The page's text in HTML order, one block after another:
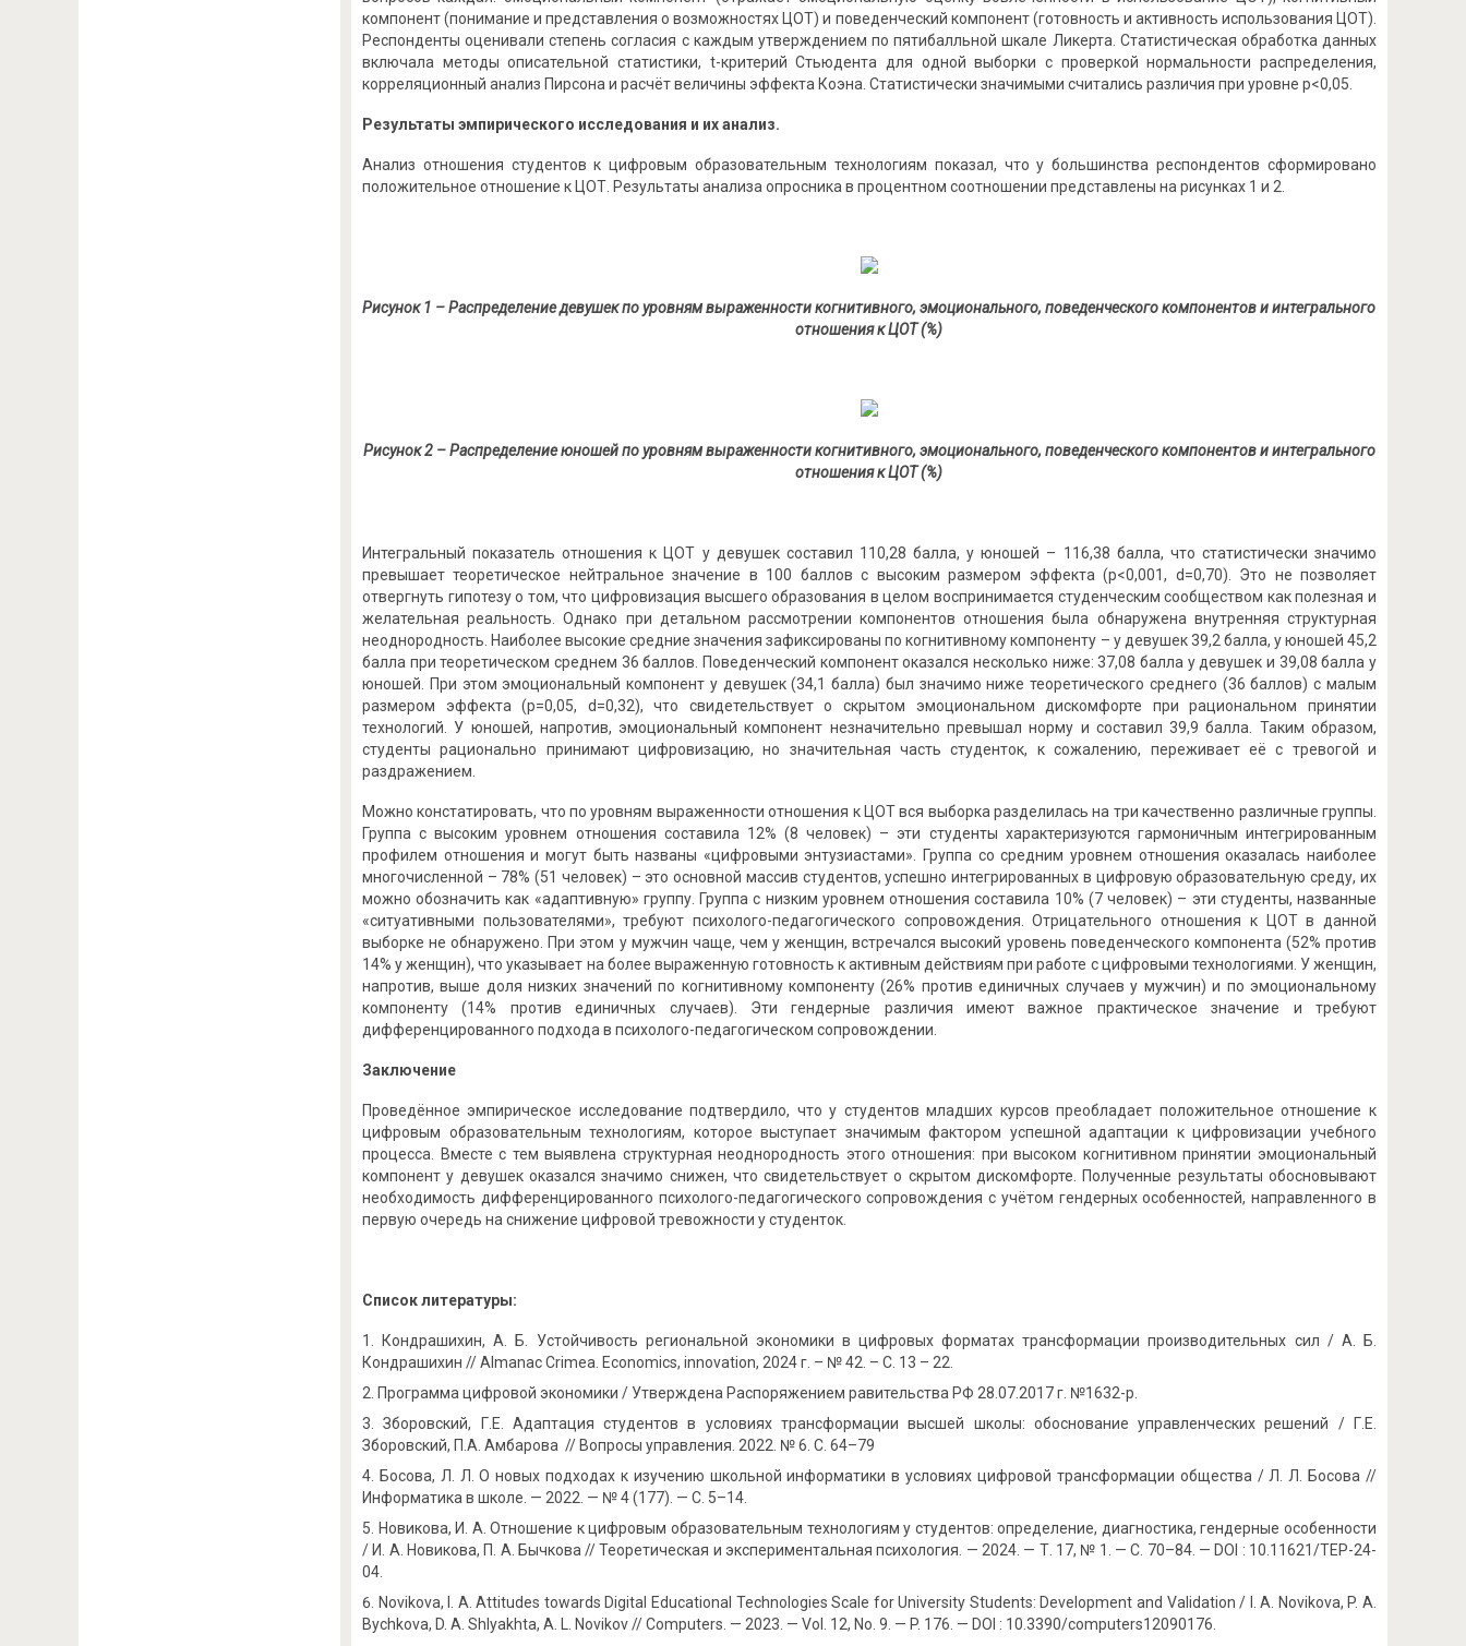
компонент (понимание и представления о возможностях ЦОТ) и поведенческий компонент (готовность и активность использования ЦОТ).
Респонденты оценивали степень согласия с каждым утверждением по пятибалльной шкале Ликерта. Статистическая обработка данных
включала методы описательной статистики, t-критерий Стьюдента для одной выборки с проверкой нормальности распределения,
корреляционный анализ Пирсона и расчёт величины эффекта Коэна. Статистически значимыми считались различия при уровне p<0,05.
Результаты эмпирического исследования и их анализ.
Анализ отношения студентов к цифровым образовательным технологиям показал, что у большинства респондентов сформировано
положительное отношение к ЦОТ. Результаты анализа опросника в процентном соотношении представлены на рисунках 1 и 2.
Рисунок 1 – Распределение девушек по уровням выраженности когнитивного, эмоционального, поведенческого компонентов и интегрального
отношения к ЦОТ(%)
Рисунок 2 – Распределение юношей по уровням выраженности когнитивного, эмоционального, поведенческого компонентов и интегрального
отношения к ЦОТ (%)
Интегральный показатель отношения к ЦОТ у девушек составил 110,28 балла, у юношей – 116,38 балла, что статистически значимо
превышает теоретическое нейтральное значение в 100 баллов с высоким размером эффекта (p<0,001, d=0,70). Это не позволяет
отвергнуть гипотезу о том, что цифровизация высшего образования в целом воспринимается студенческим сообществом как полезная и
желательная реальность. Однако при детальном рассмотрении компонентов отношения была обнаружена внутренняя структурная
неоднородность. Наиболее высокие средние значения зафиксированы по когнитивному компоненту – у девушек 39,2 балла, у юношей 45,2
балла при теоретическом среднем 36 баллов. Поведенческий компонент оказался несколько ниже: 37,08 балла у девушек и 39,08 балла у
юношей. При этом эмоциональный компонент у девушек (34,1 балла) был значимо ниже теоретического среднего (36 баллов) с малым
размером эффекта (p=0,05, d=0,32), что свидетельствует о скрытом эмоциональном дискомфорте при рациональном принятии
технологий. У юношей, напротив, эмоциональный компонент незначительно превышал норму и составил 39,9 балла. Таким образом,
студенты рационально принимают цифровизацию, но значительная часть студенток, к сожалению, переживает её с тревогой и
раздражением.
Можно констатировать, что по уровням выраженности отношения к ЦОТ вся выборка разделилась на три качественно различные группы.
Группа с высоким уровнем отношения составила 12% (8 человек) – эти студенты характеризуются гармоничным интегрированным
профилем отношения и могут быть названы «цифровыми энтузиастами». Группа со средним уровнем отношения оказалась наиболее
многочисленной – 78% (51 человек) – это основной массив студентов, успешно интегрированных в цифровую образовательную среду, их
можно обозначить как «адаптивную» группу. Группа с низким уровнем отношения составила 10% (7 человек) – эти студенты, названные
«ситуативными пользователями», требуют психолого-педагогического сопровождения. Отрицательного отношения к ЦОТ в данной
выборке не обнаружено. При этом у мужчин чаще, чем у женщин, встречался высокий уровень поведенческого компонента (52% против
14% у женщин), что указывает на более выраженную готовность к активным действиям при работе с цифровыми технологиями. У женщин,
напротив, выше доля низких значений по когнитивному компоненту (26% против единичных случаев у мужчин) и по эмоциональному
компоненту (14% против единичных случаев). Эти гендерные различия имеют важное практическое значение и требуют
дифференцированного подхода в психолого-педагогическом сопровождении.
Заключение
Проведённое эмпирическое исследование подтвердило, что у студентов младших курсов преобладает положительное отношение к
цифровым образовательным технологиям, которое выступает значимым фактором успешной адаптации к цифровизации учебного
процесса. Вместе с тем выявлена структурная неоднородность этого отношения: при высоком когнитивном принятии эмоциональный
компонент у девушек оказался значимо снижен, что свидетельствует о скрытом дискомфорте. Полученные результаты обосновывают
необходимость дифференцированного психолого-педагогического сопровождения с учётом гендерных особенностей, направленного в
первую очередь на снижение цифровой тревожности у студенток.
Список литературы:
Кондрашихин, А. Б. Устойчивость региональной экономики в цифровых форматах трансформации производительных сил / А. Б.
Кондрашихин // Almanac Crimea. Economics, innovation, 2024 г. – № 42. – С. 13 – 22.
Программа цифровой экономики / Утверждена Распоряжением равительства РФ 28.07.2017 г. №1632-р.
Зборовский, Г.Е. Адаптация студентов в условиях трансформации высшей школы: обоснование управленческих решений / Г.Е.
Зборовский, П.А. Амбарова // Вопросы управления. 2022. № 6. С. 64–79
Босова, Л. Л. О новых подходах к изучению школьной информатики в условиях цифровой трансформации общества / Л. Л. Босова //
Информатика в школе. — 2022. — № 4 (177). — С. 5–14.
Новикова, И. А. Отношение к цифровым образовательным технологиям у студентов: определение, диагностика, гендерные особенности
/ И. А. Новикова, П. А. Бычкова // Теоретическая и экспериментальная психология. — 2024. — Т. 17, № 1. — С. 70–84. — DOI : 10.11621/TEP-24-
04.
Novikova, I. A. Attitudes towards Digital Educational Technologies Scale for University Students: Development and Validation / I. A. Novikova, P. A.
Bychkova, D. A. Shlyakhta, A. L. Novikov // Computers. — 2023. — Vol. 12, No. 9. — P. 176. — DOI : 10.3390/computers12090176.